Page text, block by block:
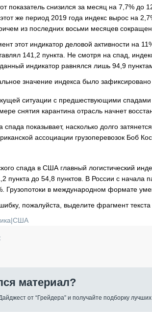
ИНДУСТРИЯ
показатель снизился за месяц на 7,7%
же период 2019 года индекс вырос на
из последних восьми месяцев
этот индикатор деловой активности на
141,2 пункта. Не смотря на спад,
индикатор равнялся лишь 94,9
значение индекса было зафиксировано
ситуации с предшествующими спадами
снятия карантина отрасль начнет
спада показывает, насколько долго
ассоциации грузоперевозок Боб
спада в США главный логистический
пункта до 54,8 пунктов. В России с
Грузопотоки в международном формате
пожалуйста, выделите фрагмент
|США
материал?
от “Грейдера” и получайте подборку